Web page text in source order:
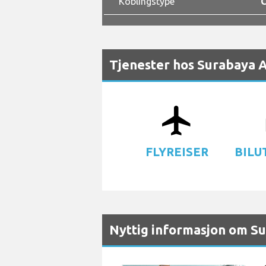
Tjenester hos Surabaya
airplanemode_active
FLYREISER
Nyttig informasjon om